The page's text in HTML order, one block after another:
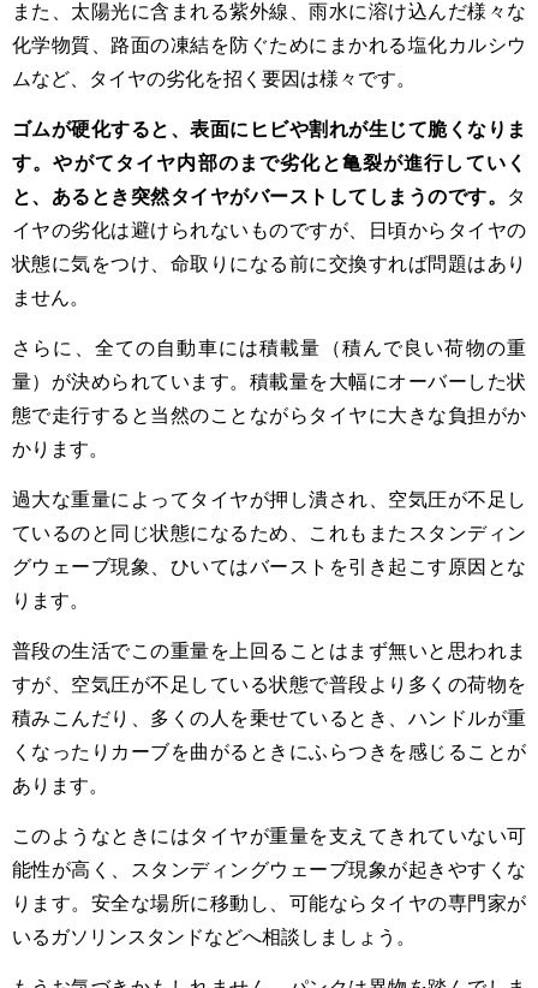
また、太陽光に含まれる紫外線、雨水に溶け込んだ様々な
化学物質、路面の凍結を防ぐためにまかれる塩化カルシウ
ムなど、タイヤの劣化を招く要因は様々です。
ゴムが硬化すると、表面にヒビや割れが生じて脆くなりま
す。やがてタイヤ内部のまで劣化と亀裂が進行していく
と、あるとき突然タイヤがバーストしてしまうのです。
タ
イヤの劣化は避けられないものですが、日頃からタイヤの
状態に気をつけ、命取りになる前に交換すれば問題はあり
ません。
さらに、全ての自動車には積載量（積んで良い荷物の重
量）が決められています。積載量を大幅にオーバーした状
態で走行すると当然のことながらタイヤに大きな負担がか
かります。
過大な重量によってタイヤが押し潰され、空気圧が不足し
ているのと同じ状態になるため、これもまたスタンディン
グウェーブ現象、ひいてはバーストを引き起こす原因とな
ります。
普段の生活でこの重量を上回ることはまず無いと思われま
すが、空気圧が不足している状態で普段より多くの荷物を
積みこんだり、多くの人を乗せているとき、ハンドルが重
くなったりカーブを曲がるときにふらつきを感じることが
あります。
このようなときにはタイヤが重量を支えてきれていない可
能性が高く、スタンディングウェーブ現象が起きやすくな
ります。安全な場所に移動し、可能ならタイヤの専門家が
いるガソリンスタンドなどへ相談しましょう。